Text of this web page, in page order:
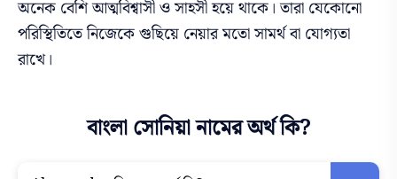
অনেক বেশি আত্মবিশ্বাসী ও সাহসী হয়ে থাকে। তারা যেকোনো
পরিস্থিতিতে নিজেকে গুছিয়ে নেয়ার মতো সামর্থ বা যোগ্যতা
রাখে।
বাংলা সোনিয়া নামের অর্থ কি?